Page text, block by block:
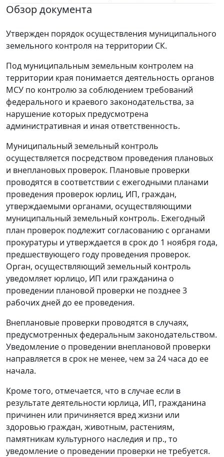
Обзор документа
Утвержден порядок осуществления муниципального
земельного контроля на территории СК.
Под муниципальным земельным контролем на
территории края понимается деятельность органов
МСУ по контролю за соблюдением требований
федерального и краевого законодательства, за
нарушение которых предусмотрена
административная и иная ответственность.
Муниципальный земельный контроль
осуществляется посредством проведения плановых
и внеплановых проверок. Плановые проверки
проводятся в соответствии с ежегодными планами
проведения проверок юрлиц, ИП, граждан,
утверждаемыми органами, осуществляющими
муниципальный земельный контроль. Ежегодный
план проверок подлежит согласованию с органами
прокуратуры и утверждается в срок до 1 ноября года,
предшествующего году проведения проверок.
Орган, осуществляющий земельный контроль
уведомляет юрлицо, ИП или гражданина о
проведении плановой проверки не позднее 3
рабочих дней до ее проведения.
Внеплановые проверки проводятся в случаях,
предусмотренных федеральным законодательством.
Уведомление о проведении внеплановой проверки
направляется в срок не менее, чем за 24 часа до ее
начала.
Кроме того, отмечается, что в случае если в
результате деятельности юрлица, ИП, гражданина
причинен или причиняется вред жизни или
здоровью граждан, животным, растениям,
памятникам культурного наследия и пр., то
уведомление о проведении проверки не требуется.